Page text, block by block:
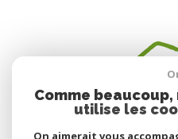
Comme
utilise les
On aimerait vous